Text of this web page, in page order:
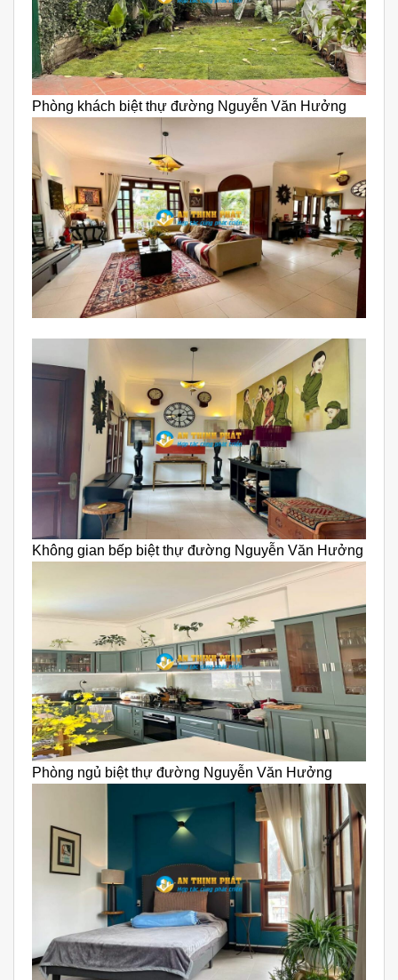
Phòng khách biệt thự đường Nguyễn Văn Hưởng
Không gian bếp biệt thự đường Nguyễn Văn Hưởng
Phòng ngủ biệt thự đường Nguyễn Văn Hưởng